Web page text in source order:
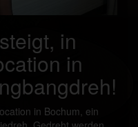
in
in
in Bochum, ein